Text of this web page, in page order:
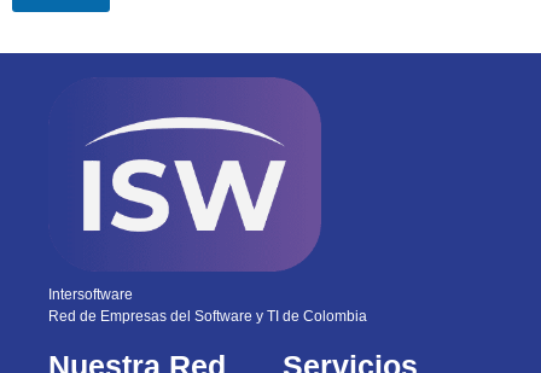
Intersoftware
Red de Empresas del Software y TI de Colombia
Nuestra Red Servicios